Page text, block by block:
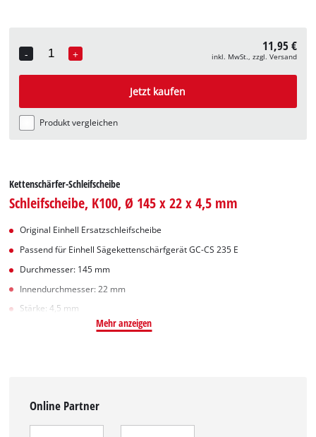
-
Quantity
+ 11,95 €
inkl. MwSt., zzgl. Versand
Jetzt kaufen
Produkt vergleichen
Kettenschärfer-Schleifscheibe
Schleifscheibe, K100, Ø 145 x 22 x 4,5 mm
Original Einhell Ersatzschleifscheibe
Passend für Einhell Sägekettenschärfgerät GC-CS 235 E
Durchmesser: 145 mm
Innendurchmesser: 22 mm
Stärke: 4,5 mm
Mehr anzeigen
Online Partner